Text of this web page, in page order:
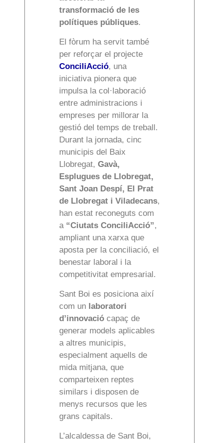
transformació de les
polítiques públiques.
El fòrum ha servit també
per reforçar el projecte
ConciliAcció, una
iniciativa pionera que
impulsa la col·laboració
entre administracions i
empreses per millorar la
gestió del temps de treball.
Durant la jornada, cinc
municipis del Baix
Llobregat, Gavà,
Esplugues de Llobregat,
Sant Joan Despí, El Prat
de Llobregat i Viladecans,
han estat reconeguts com
a “Ciutats ConciliAcció”,
ampliant una xarxa que
aposta per la conciliació, el
benestar laboral i la
competitivitat empresarial.
Sant Boi es posiciona així
com un laboratori
d’innovació capaç de
generar models aplicables
a altres municipis,
especialment aquells de
mida mitjana, que
comparteixen reptes
similars i disposen de
menys recursos que les
grans capitals.
L’alcaldessa de Sant Boi,